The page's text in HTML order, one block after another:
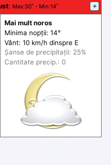
: Max:30˚ - Min:14˚ +
Mai mult noros
Minima nopții: 14°
Vânt: 10 km/h dinspre E
Șanse de precipitații: 25%
Cantitate precip.: 0